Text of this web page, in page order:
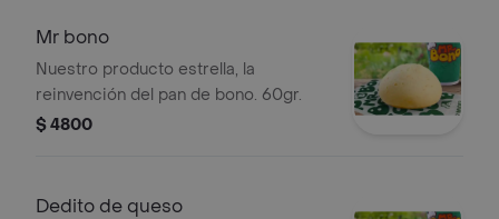
Mr bono
Nuestro producto estrella, la
reinvención del pan de bono. 60gr.
$ 4800
Dedito de queso